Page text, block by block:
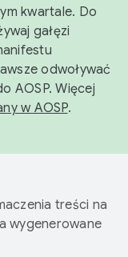
kwartale. Do
gałęzi
odwoływać
AOSP. Więcej
w AOSP.
treści na
wygenerowane